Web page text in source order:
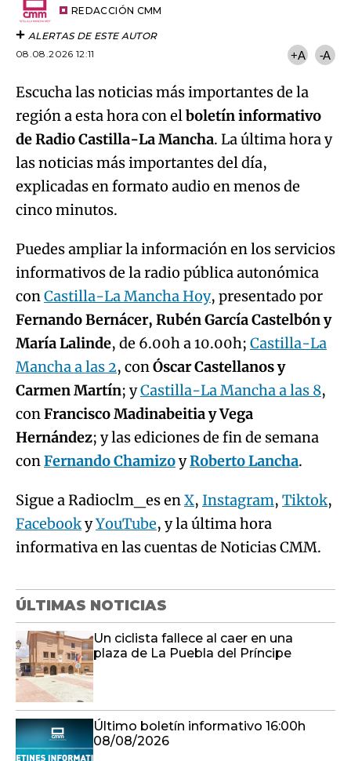
REDACCIÓN CMM
ALERTAS DE ESTE AUTOR
08.08.2026 12:11
+A -A
Escucha las noticias más importantes de la
región a esta hora con elboletín informativo
de Radio Castilla-La Mancha. La última hora y
las noticias más importantes del día,
explicadas en formato audio en menos de
cinco minutos.
Puedes ampliar la información en los servicios
informativos de la radio pública autonómica
conCastilla-La Mancha Hoy, presentado por
Fernando Bernácer, Rubén García Castelbón y
María Lalinde, de 6.00h a 10.00h; Castilla-La
Mancha a las 2, conÓscar Castellanos y
Carmen Martín; yCastilla-La Mancha a las 8,
conFrancisco Madinabeitia y Vega
Hernández; y las ediciones de fin de semana
conFernando ChamizoyRoberto Lancha.
Sigue a Radioclm_es enX, Instagram, Tiktok,
FacebookyYouTube, y la última hora
informativa en las cuentas de Noticias CMM.
ÚLTIMAS NOTICIAS
Un ciclista fallece al caer en una
plaza de La Puebla del Príncipe
Último boletín informativo 16:00h
08/08/2026